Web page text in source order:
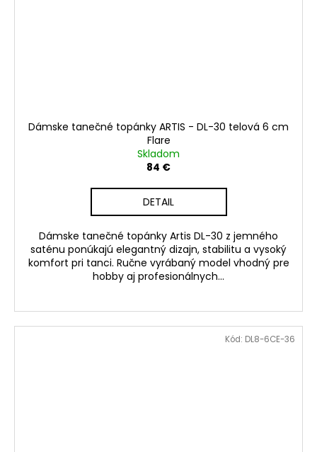
Dámske tanečné topánky ARTIS - DL-30 telová 6 cm
Flare
Skladom
84 €
DETAIL
Dámske tanečné topánky Artis DL-30 z jemného
saténu ponúkajú elegantný dizajn, stabilitu a vysoký
komfort pri tanci. Ručne vyrábaný model vhodný pre
hobby aj profesionálnych...
Kód: DL8-6CE-36